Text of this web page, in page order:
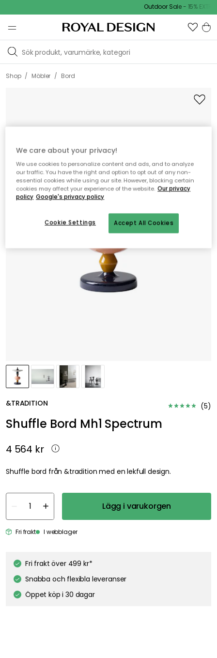
Outdoor Sale - 15% EXTRA
Shop / Möbler / Bord
&TRADITION (5)
Shuffle Bord Mh1 Spectrum
4 564 kr
Shuffle bord från &tradition med en lekfull design.
Lägg i varukorgen
Fri frakt I webblager
Fri frakt över 499 kr*
Snabba och flexibla leveranser
Öppet köp i 30 dagar
We care about your privacy!
We use cookies to personalize content and ads, and to analyze
our traffic. You have the right and option to opt out of any non-
essential cookies while using our site. However, blocking certain
cookies may affect your experience of the website. Our privacy
policy Google's privacy policy
Accept All Cookies
Cookie Settings